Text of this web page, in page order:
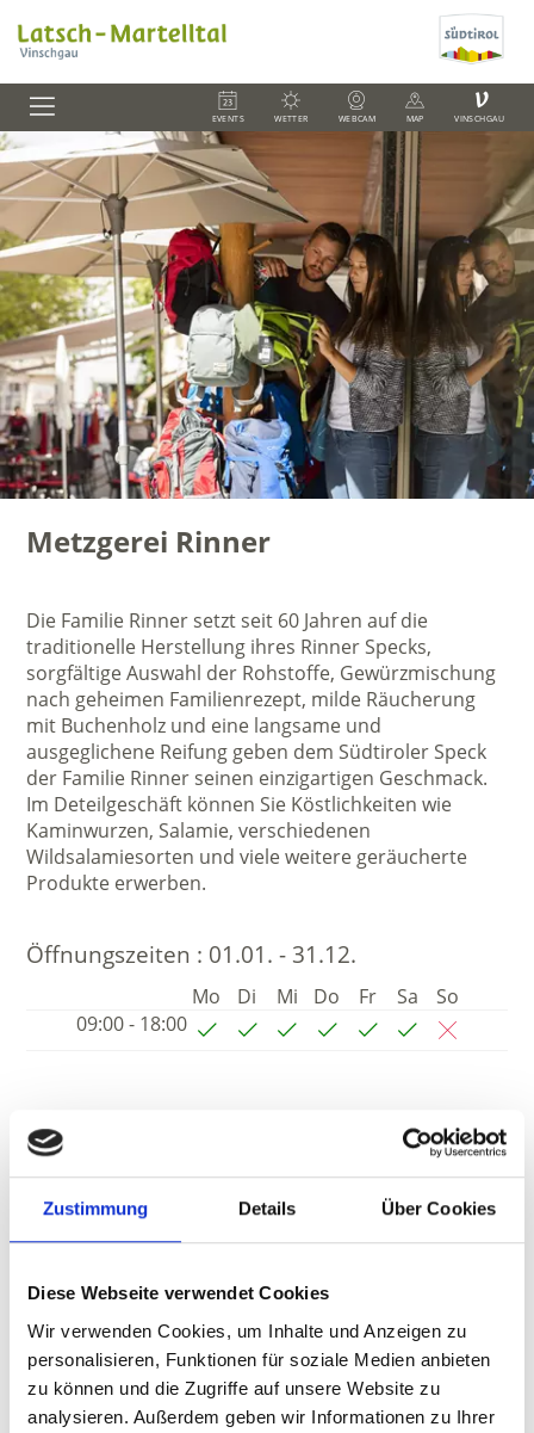
Zustimmung Details Über Cookies
Diese Webseite verwendet Cookies
Wir verwenden Cookies, um Inhalte und Anzeigen zu
personalisieren, Funktionen für soziale Medien anbieten
zu können und die Zugriffe auf unsere Website zu
analysieren. Außerdem geben wir Informationen zu Ihrer
EVENTS WETTER WEBCAM MAP
V
VINSCHGAU
Metzgerei Rinner
Die Familie Rinner setzt seit 60 Jahren auf die
traditionelle Herstellung ihres Rinner Specks,
sorgfältige Auswahl der Rohstoffe, Gewürzmischung
nach geheimen Familienrezept, milde Räucherung
mit Buchenholz und eine langsame und
ausgeglichene Reifung geben dem Südtiroler Speck
der Familie Rinner seinen einzigartigen Geschmack.
Im Deteilgeschäft können Sie Köstlichkeiten wie
Kaminwurzen, Salamie, verschiedenen
Wildsalamiesorten und viele weitere geräucherte
Produkte erwerben.
Öffnungszeiten : 01.01. - 31.12.
Mo Di Mi Do Fr Sa
So
09:00 - 18:00